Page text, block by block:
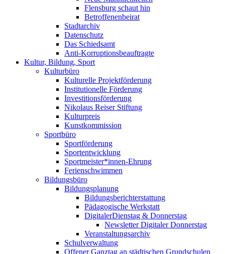
Flensburg schaut hin
Betroffenenbeirat
Stadtarchiv
Datenschutz
Das Schiedsamt
Anti-Korruptionsbeauftragte
Kultur, Bildung, Sport
Kulturbüro
Kulturelle Projektförderung
Institutionelle Förderung
Investitionsförderung
Nikolaus Reiser Stiftung
Kulturpreis
Kunstkommission
Sportbüro
Sportförderung
Sportentwicklung
Sportmeister*innen-Ehrung
Ferienschwimmen
Bildungsbüro
Bildungsplanung
Bildungsberichterstattung
Pädagogische Werkstatt
DigitalerDienstag & Donnerstag
Newsletter Digitaler Donnerstag
Veranstaltungsarchiv
Schulverwaltung
Offener Ganztag an städtischen Grundschulen